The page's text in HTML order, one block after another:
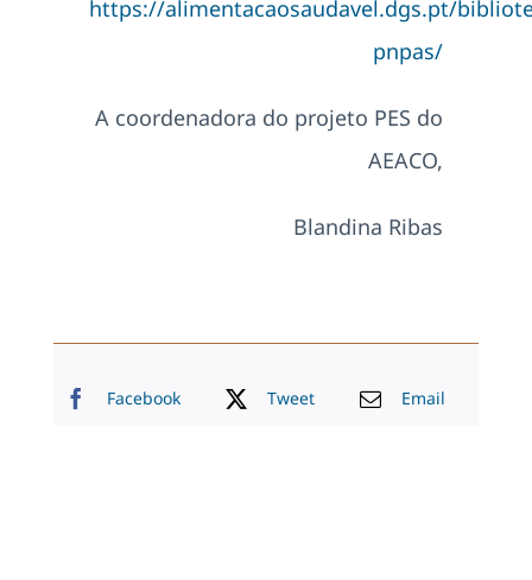
https://alimentacaosaudavel.dgs.pt/
pnpas/
A coordenadora do projeto PES do
AEACO,
Blandina Ribas
Facebook Tweet Email